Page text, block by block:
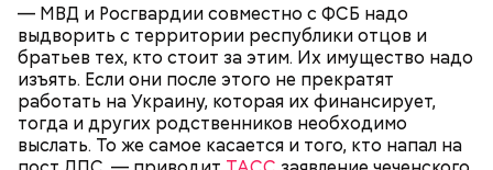
— МВД и Росгвардии совместно с ФСБ надо
выдворить с территории республики отцов и
братьев тех, кто стоит за этим. Их имущество надо
изъять. Если они после этого не прекратят
работать на Украину, которая их финансирует,
тогда и других родственников необходимо
выслать. То же самое касается и того, кто напал на
Следующим подопытным стал друг детства
Между убийцей и жертвой был давний конфликт.
Кадирханов якобы однажды оскорбил отца
Мутаева. Еще бойцу не нравилось, что оппонент
ухаживает за сестрой его близкого друга.